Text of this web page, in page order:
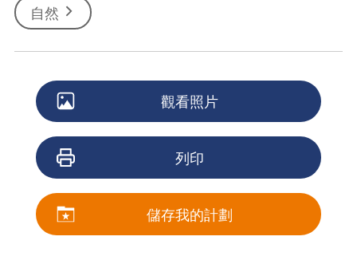
自然
觀看照片
列印
儲存我的計劃